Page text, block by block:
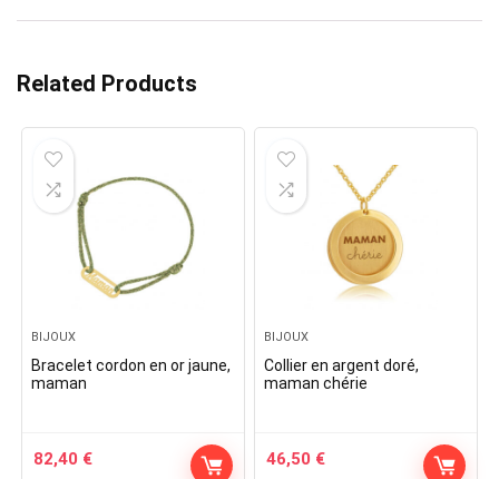
Related Products
BIJOUX
Bracelet cordon en or jaune,
maman
82,40 €
BIJOUX
Collier en argent doré,
maman chérie
46,50 €